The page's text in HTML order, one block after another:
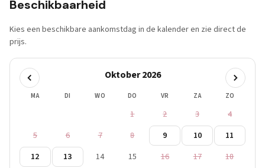
Beschikbaarheid
Kies een beschikbare aankomstdag in de kalender en zie direct de
prijs.
Oktober 2026
MA DI WO DO VR ZA ZO
1 2 3
4
5
6 7 8 9 10
11
12
13 14 15 16 17
18